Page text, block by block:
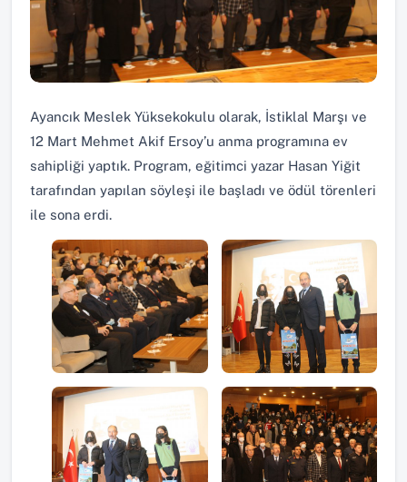
Ayancık Meslek Yüksekokulu olarak, İstiklal Marşı ve
12 Mart Mehmet Akif Ersoy’u anma programına ev
sahipliği yaptık. Program, eğitimci yazar Hasan Yiğit
tarafından yapılan söyleşi ile başladı ve ödül törenleri
ile sona erdi.